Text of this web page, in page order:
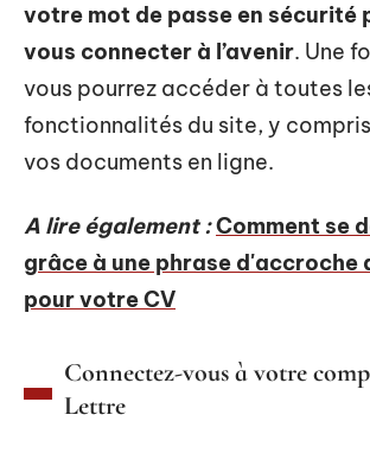
votre mot de passe en sécurité
vous connecter à l’avenir. Une
vous pourrez accéder à toutes
fonctionnalités du site, y
vos documents en ligne.
A lire également :Comment se
grâce à une phrase
pour votre CV
Connectez-vous à votre
Lettre